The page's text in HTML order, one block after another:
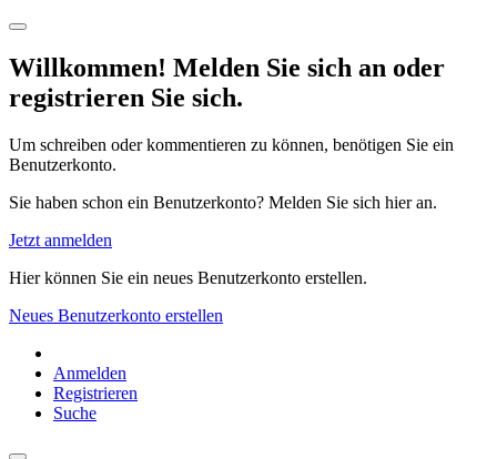
Willkommen! Melden Sie sich an oder
registrieren Sie sich.
Um schreiben oder kommentieren zu können, benötigen Sie ein
Benutzerkonto.
Sie haben schon ein Benutzerkonto? Melden Sie sich hier an.
Jetzt anmelden
Hier können Sie ein neues Benutzerkonto erstellen.
Neues Benutzerkonto erstellen
Anmelden
Registrieren
Suche